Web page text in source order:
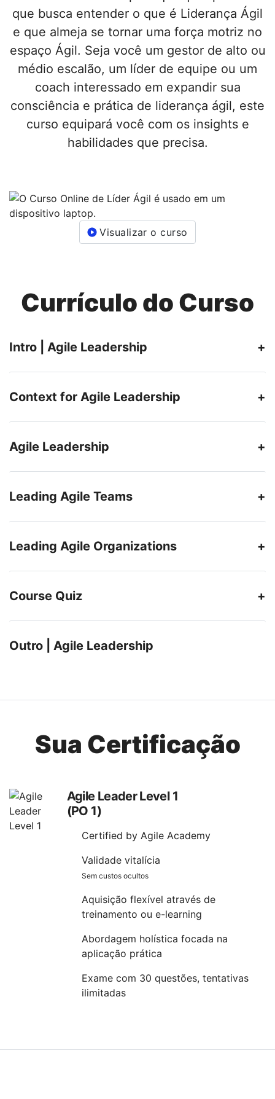
que busca entender o que é Liderança Ágil
e que almeja se tornar uma força motriz no
espaço Ágil. Seja você um gestor de alto ou
médio escalão, um líder de equipe ou um
coach interessado em expandir sua
consciência e prática de liderança ágil, este
curso equipará você com os insights e
habilidades que precisa.
Visualizar o curso
Currículo do Curso
Intro | Agile Leadership
Context for Agile Leadership
Agile Leadership
Leading Agile Teams
Leading Agile Organizations
Course Quiz
Outro | Agile Leadership
Sua Certificação
Agile Leader Level 1
(PO 1)
Certified by Agile Academy
Validade vitalícia
Sem custos ocultos
Aquisição flexível através de
treinamento ou e-learning
Abordagem holística focada na
aplicação prática
Exame com 30 questões, tentativas
ilimitadas